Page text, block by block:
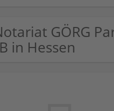
GÖRG
in Hessen